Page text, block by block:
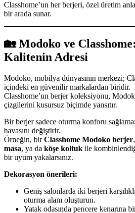
Classhome’un her berjeri, özel üretim
bir arada sunar.
🏡Modoko ve
Kalitenin Adresi
Modoko, mobilya dünyasının merkezi;
içindeki en güvenilir markalardan biridir.
Classhome’un berjer koleksiyonu,
çizgilerini kusursuz biçimde yansıtır.
Bir berjer sadece oturma konforu
havasını değiştirir.
Örneğin, birClasshome Modoko berjer,
masa, ya da köşe koltuk ile
bir uyum yakalarsınız.
Dekorasyon önerileri:
Geniş salonlarda iki berjeri
oturma alanı oluşturun.
Yatak odasında pencere kenarına